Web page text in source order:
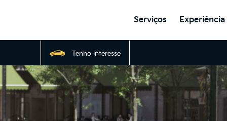
Serviços Experiência
Tenho interesse